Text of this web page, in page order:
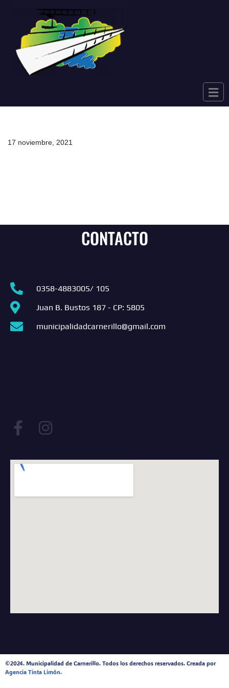
contenido
17 noviembre, 2021
CONTACTO
0358-4883005/ 105
Juan B. Bustos 187 - CP: 5805
municipalidadcarnerillo@gmail.com
©2024. Municipalidad de Carnerillo. Todos los derechos reservados. Creada por
Agencia Tinta Limón.